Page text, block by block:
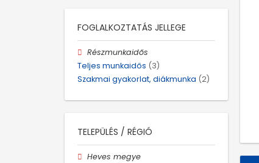
FOGLALKOZTATÁS JELLEGE
Részmunkaidős
Teljes munkaidős (3)
Szakmai gyakorlat, diákmunka (2)
TELEPÜLÉS / RÉGIÓ
Heves megye